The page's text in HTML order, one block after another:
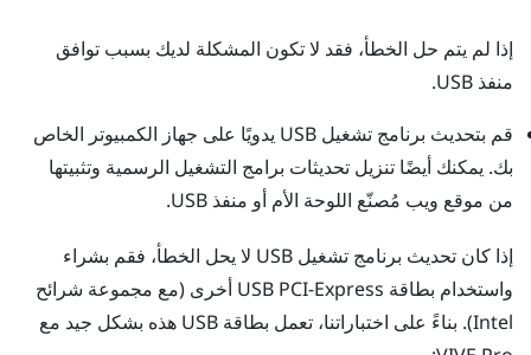
إذا لم يتم حل الخطأ، فقد لا تكون المشكلة لديك بسبب توافق
منفذ USB.
قم بتحديث برنامج تشغيل USB يدويًا على جهاز الكمبيوتر الخاص
بك. يمكنك أيضًا تنزيل تحديثات برامج التشغيل الرسمية وتثبيتها
من موقع ويب مُصنّع اللوحة الأم أو منفذ USB.
إذا كان تحديث برنامج تشغيل USB لا يحل الخطأ، فقم بشراء
واستخدام بطاقة USB PCI-Express أخرى (مع مجموعة شرائح
Intel). بناءً على اختباراتنا، تعمل بطاقة USB هذه بشكل جيد مع